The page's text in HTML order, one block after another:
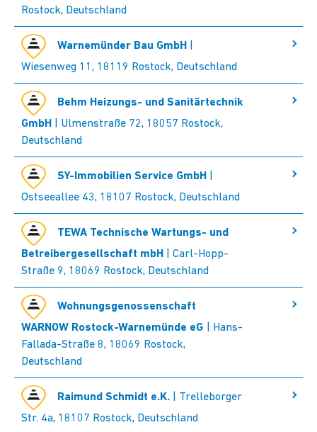
Rostock, Deutschland
Warnemünder Bau GmbH
Wiesenweg 11, 18119 Rostock, Deutschland
Behm Heizungs- und Sanitärtechnik
GmbH
| Ulmenstraße 72, 18057 Rostock,
Deutschland
SY-Immobilien Service GmbH
Ostseeallee 43, 18107 Rostock, Deutschland
TEWA Technische Wartungs- und
Betreibergesellschaft mbH
| Carl-Hopp-
Straße 9, 18069 Rostock, Deutschland
Wohnungsgenossenschaft
WARNOW Rostock-Warnemünde eG | Hans-
Fallada-Straße 8, 18069 Rostock,
Deutschland
Raimund Schmidt e.K. | Trelleborger
Str. 4a, 18107 Rostock, Deutschland